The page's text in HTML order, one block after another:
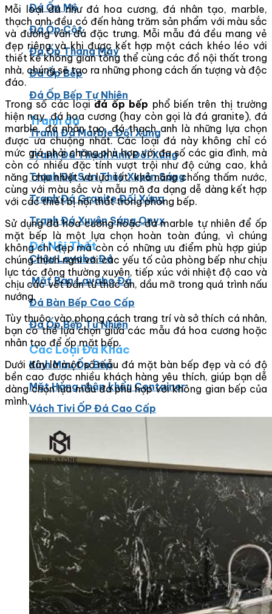
Đá Ốp Mộ
Đá Ốp Cột
Đá Ốp Thang Máy
Đá Ốp Bếp
Đá Ốp Bếp Tự Nhiên
Tranh đá
Tranh Đá Marble Đối Xứng
Tranh Đá Thạch Anh Đối Xứng
Tranh Đá Sơn Thủy Xuyên Sáng
Tranh Đá Granite Đối Xứng
Tranh Đá Xuyên Sáng Onyx
Đá Nội Thất
Chậu Lavabo Đá
Mặt Bàn Lavabo Đá
Đá Bàn Bếp Cao Cấp
Đá Ốp Bếp Tự Nhiên
Các Loại Đá Khác
Kính Màu Ốp Bếp
Mặt Hàng nhập khẩu Container
Vách Tivi ỐP Đá Cao Cấp
Đá Mosaic
Đá Limestone
Đá Onyx
Hoa Văn Đá
Đá Ốp Mặt Tiền
Đá Quartz Alpilus
Đá Alpilus Brazil
Đá tự nhiên
Đá Thạch Anh
Mỗi loại đá như đá hoa cương, đá nhân tạo, marble,
thạch anh đều có đến hàng trăm sản phẩm với màu sắc
và đường vân đá đặc trưng. Mỗi mẫu đá đều mang vẻ
đẹp riêng và khi được kết hợp một cách khéo léo với
thiết kế không gian tổng thể cùng các đồ nội thất trong
nhà, chúng sẽ tạo ra những phong cách ấn tượng và độc
đáo.
Trong số các loạiđá ốp bếp phổ biến trên thị trường
hiện nay, đá hoa cương (hay còn gọi là đá granite), đá
marble, đá nhân tạo, đá thạch anh là những lựa chọn
được ưa chuộng nhất. Các loại đá này không chỉ có
mức giá phải chăng phù hợp với đa số các gia đình, mà
còn có nhiều đặc tính vượt trội như độ cứng cao, khả
năng chịu nhiệt và lực tốt, khả năng chống thấm nước,
cùng với màu sắc và mẫu mã đa dạng dễ dàng kết hợp
với các thiết bị nội thất trong phòng bếp.
Sử dụng đá hoa cương hoặc đá marble tự nhiên để ốp
mặt bếp là một lựa chọn hoàn toàn đúng, vì chúng
không chỉ đẹp mà còn có những ưu điểm phù hợp giúp
chúng thích nghi với các yếu tố của phòng bếp như chịu
lực tác động thường xuyên, tiếp xúc với nhiệt độ cao và
chịu các vết bẩn từ thức ăn, dầu mỡ trong quá trình nấu
nướng.
Tùy thuộc vào phong cách trang trí và sở thích cá nhân,
bạn có thể lựa chọn giữa các mẫu đá hoa cương hoặc
nhân tạo để ốp mặt bếp.
Dưới đây là một số mẫu đá mặt bàn bếp đẹp và có độ
bền cao được nhiều khách hàng yêu thích, giúp bạn dễ
dàng chọn lựa mẫu đá phù hợp với không gian bếp của
mình.